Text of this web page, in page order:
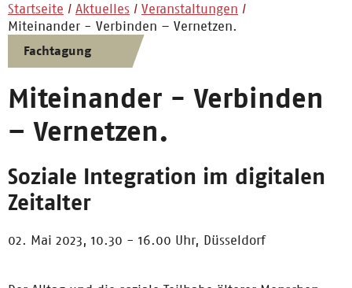
Startseite Aktuelles
Veranstaltungen
Miteinander - Verbinden – Vernetzen.
Fachtagung
Miteinander - Verbinden
– Vernetzen.
Soziale Integration im digitalen
Zeitalter
02. Mai 2023, 10.30 - 16.00 Uhr, Düsseldorf